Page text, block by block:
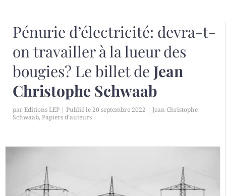
Pénurie d’électricité: devra-t-
on travailler à la lueur des
bougies? Le billet de Jean
Christophe Schwaab
parEditions LEP | 20 septembre 2022 | Jean Christophe
Schwaab,Papiers d'auteurs